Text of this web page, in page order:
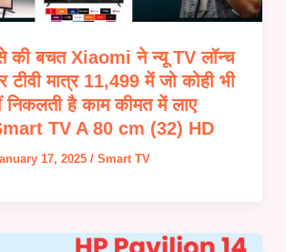
की बचत Xiaomi ने न्यू TV लॉन्च
टीवी मात्र 11,499 में जो कोही भी
निकलती है काम कीमत में लाए
TV A 80 cm (32) HD
17, 2025 / Smart TV